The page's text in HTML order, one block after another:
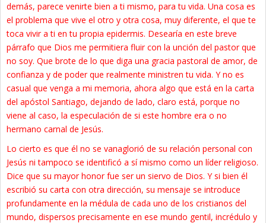
demás, parece venirte bien a ti mismo, para tu vida. Una cosa es
el problema que vive el otro y otra cosa, muy diferente, el que te
toca vivir a ti en tu propia epidermis. Desearía en este breve
párrafo que Dios me permitiera fluir con la unción del pastor que
no soy. Que brote de lo que diga una gracia pastoral de amor, de
confianza y de poder que realmente ministren tu vida. Y no es
casual que venga a mi memoria, ahora algo que está en la carta
del apóstol Santiago, dejando de lado, claro está, porque no
viene al caso, la especulación de si este hombre era o no
hermano carnal de Jesús.
Lo cierto es que él no se vanaglorió de su relación personal con
Jesús ni tampoco se identificó a sí mismo como un líder religioso.
Dice que su mayor honor fue ser un siervo de Dios. Y si bien él
escribió su carta con otra dirección, su mensaje se introduce
profundamente en la médula de cada uno de los cristianos del
mundo, dispersos precisamente en ese mundo gentil, incrédulo y